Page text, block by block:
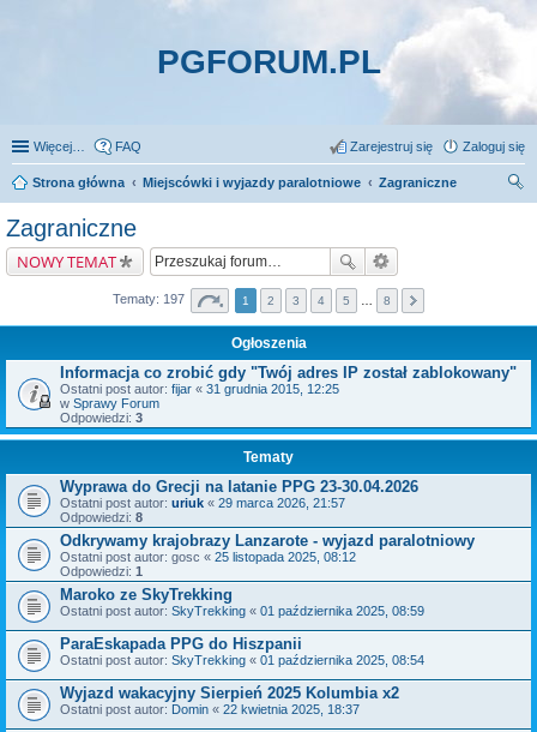
PGFORUM.PL
Więcej… FAQ Zaloguj się
Zarejestruj się
Strona główna Miejscówki i wyjazdy paralotniowe
Zagraniczne
Zagraniczne
NOWY TEMAT
Tematy: 197 1 2 3 4 5 8
Ogłoszenia
Informacja co zrobić gdy "Twój adres IP został zablokowany"
Ostatni post autor: fijar « 31 grudnia 2015, 12:25
w Sprawy Forum
Odpowiedzi: 3
Tematy
Wyprawa do Grecji na latanie PPG 23-30.04.2026
Ostatni post autor: uriuk « 29 marca 2026, 21:57
Odpowiedzi: 8
Odkrywamy krajobrazy Lanzarote - wyjazd paralotniowy
Ostatni post autor: gosc « 25 listopada 2025, 08:12
Odpowiedzi: 1
Maroko ze SkyTrekking
Ostatni post autor: SkyTrekking « 01 października 2025, 08:59
ParaEskapada PPG do Hiszpanii
Ostatni post autor: SkyTrekking « 01 października 2025, 08:54
Wyjazd wakacyjny Sierpień 2025 Kolumbia x2
Ostatni post autor: Domin « 22 kwietnia 2025, 18:37